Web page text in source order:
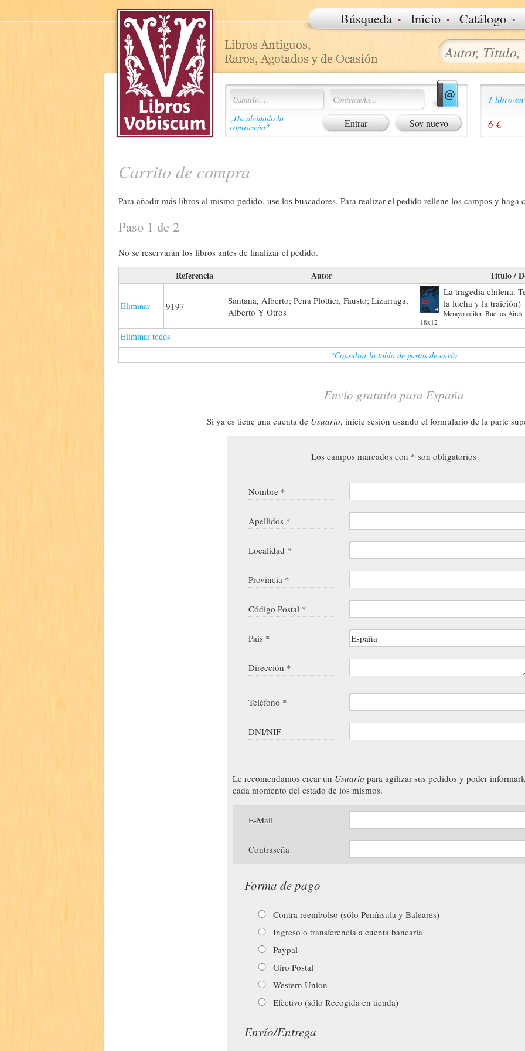
Búsqueda · Inicio · Catálogo ·
¿Ha olvidado la
contraseña? Soy nuevo
1 libro
6 €
Carrito de compra
Para añadir más libros al mismo pedido, use los buscadores. Para realizar el pedido rellene los campos y haga
Paso 1 de 2
No se reservarán los libros antes de finalizar el pedido.
Referencia Autor Título /
Eliminar 9197
Santana, Alberto; Pena Plottier, Fausto; Lizarraga,
Alberto Y Otros
La tragedia chilena.
la lucha y la traición)
Merayo editor. Buenos
18x12
Eliminar todos
*Consultar la tabla de gastos de envío
Envío gratuito para España
Si ya es tiene una cuenta de Usuario, inicie sesión usando el formulario de la parte
Los campos marcados con * son obligatorios
Nombre *
Apellidos *
Localidad *
Provincia *
Código Postal *
País *
Dirección *
Teléfono *
DNI/NIF
Le recomendamos crear un Usuario para agilizar sus pedidos y poder
cada momento del estado de los mismos.
E-Mail
Contraseña
Forma de pago
Contra reembolso (sólo Península y Baleares)
Ingreso o transferencia a cuenta bancaria
Paypal
Giro Postal
Western Union
Efectivo (sólo Recogida en tienda)
Envío/Entrega